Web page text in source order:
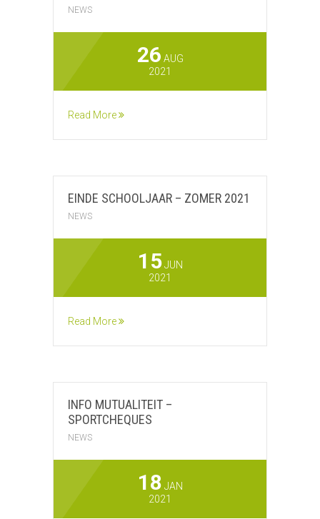
NEWS
26 AUG
2021
Read More
EINDE SCHOOLJAAR – ZOMER 2021
NEWS
15JUN
2021
Read More
INFO MUTUALITEIT –
SPORTCHEQUES
NEWS
18 JAN
2021